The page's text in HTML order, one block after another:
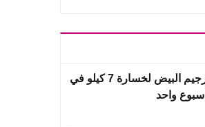
رجيم البيض لخسارة 7 كيلو في
اسبوع واحد